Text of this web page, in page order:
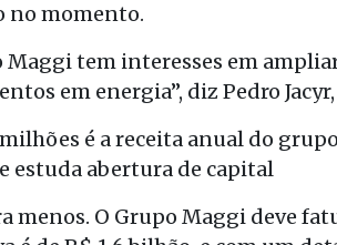
no momento.
Maggi tem interesses em
em energia”, diz Pedro
é a receita anual do
estuda abertura de capital
menos. O Grupo Maggi deve